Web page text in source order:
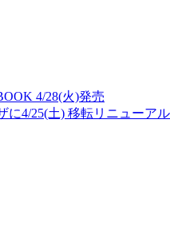
4/28(火)発売
4/25(土) 移転リニューア